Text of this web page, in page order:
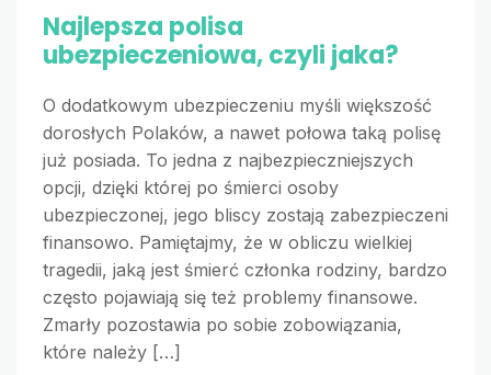
Najlepsza polisa
ubezpieczeniowa, czyli jaka?
O dodatkowym ubezpieczeniu myśli większość
dorosłych Polaków, a nawet połowa taką polisę
już posiada. To jedna z najbezpieczniejszych
opcji, dzięki której po śmierci osoby
ubezpieczonej, jego bliscy zostają zabezpieczeni
finansowo. Pamiętajmy, że w obliczu wielkiej
tragedii, jaką jest śmierć członka rodziny, bardzo
często pojawiają się też problemy finansowe.
Zmarły pozostawia po sobie zobowiązania,
które należy […]